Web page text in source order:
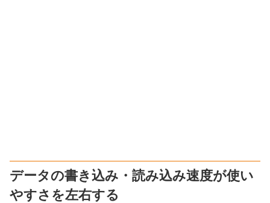
データの書き込み・読み込み速度が使い
やすさを左右する